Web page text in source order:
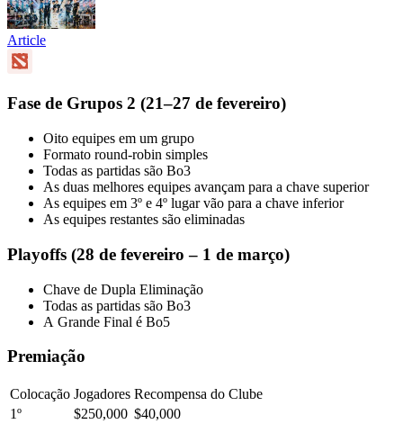
Article
Fase de Grupos 2 (21–27 de fevereiro)
Oito equipes em um grupo
Formato round-robin simples
Todas as partidas são Bo3
As duas melhores equipes avançam para a chave superior
As equipes em 3º e 4º lugar vão para a chave inferior
As equipes restantes são eliminadas
Playoffs (28 de fevereiro – 1 de março)
Chave de Dupla Eliminação
Todas as partidas são Bo3
A Grande Final é Bo5
Premiação
Colocação Jogadores Recompensa do Clube
1º
$250,000 $40,000